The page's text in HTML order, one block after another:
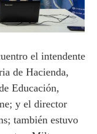
el intendente
de Hacienda,
Educación,
y el director
también estuvo